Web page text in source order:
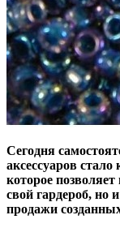
Сегодня
аксессуаров
которое
свой гардероб, но
продажи